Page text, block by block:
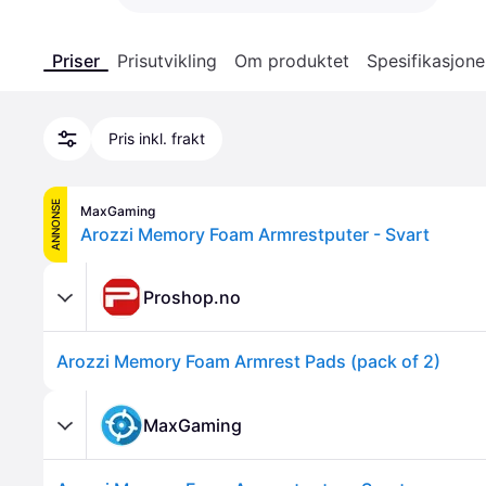
Priser Prisutvikling Om produktet
Pris inkl. frakt
ANNONSE MaxGaming
Arozzi Memory Foam Armrestputer - Svart
Proshop.no
Arozzi Memory Foam Armrest Pads (pack of 2)
MaxGaming